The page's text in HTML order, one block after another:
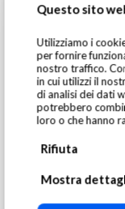
Questo sito
Utilizziamo i
per fornire
nostro traffico.
in cui utilizzi il
di analisi dei dati
potrebbero
loro o che hanno
Rifiuta
Mostra
dimensiones
mecánicos, que
entre ellos.
El eje principal
La carcasa
de acero al